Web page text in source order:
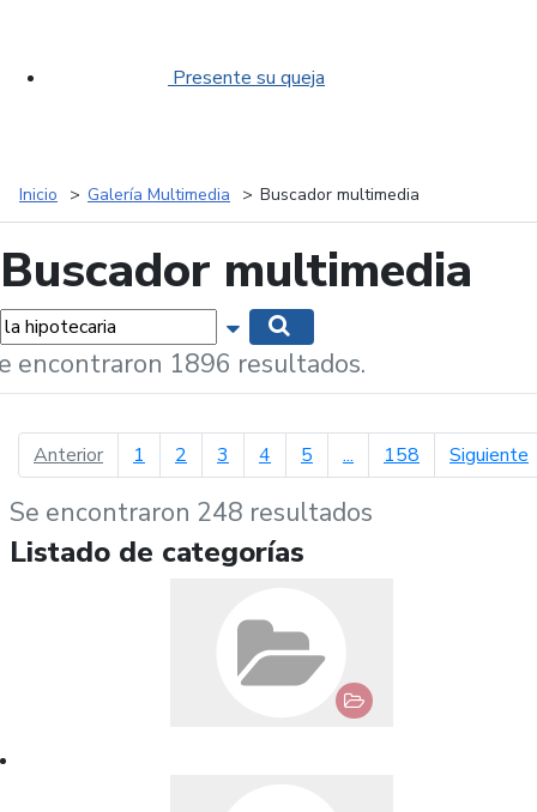
Presente su queja
Inicio Galería Multimedia Buscador multimedia
Buscador multimedia
Mostrar opciones de búsqueda
encontraron 1896 resultados.
Anteriorpágina anterior
1 2 3 4 5 ... 158 Siguiente
Se encontraron 248 resultados
Listado de categorías